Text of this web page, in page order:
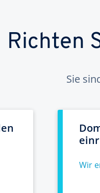
Richten
Sie
Wir